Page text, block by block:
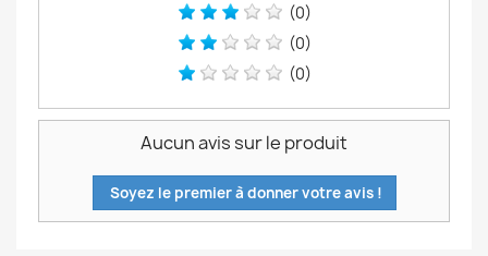
(0)
(0)
(0)
Aucun avis sur le produit
Soyez le premier à donner votre avis !